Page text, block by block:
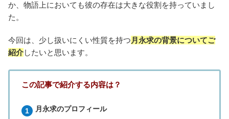
か、物語上においても彼の存在は大きな役割を持っていまし
た。
今回は、少し扱いにくい性質を持つ 月永求の背景についてご
紹介したいと思います。
この記事で紹介する内容は？
月永求のプロフィール